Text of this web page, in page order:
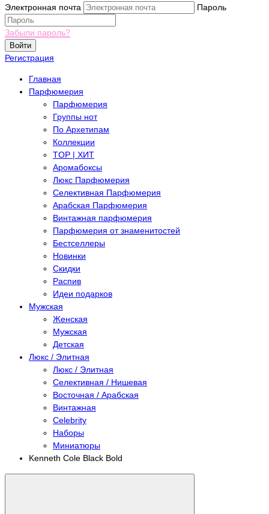
Электронная почта
Пароль
Забыли пароль?
Войти
Регистрация
Главная
Парфюмерия
Парфюмерия
Группы нот
По Архетипам
Коллекции
TOP | ХИТ
Аромабоксы
Люкс Парфюмерия
Селективная Парфюмерия
Арабская Парфюмерия
Винтажная парфюмерия
Парфюмерия от знаменитостей
Бестселлеры
Новинки
Скидки
Распив
Идеи подарков
Мужская
Женская
Мужская
Детская
Люкс / Элитная
Люкс / Элитная
Селективная / Нишевая
Восточная / Арабская
Винтажная
Celebrity
Наборы
Миниатюры
Kenneth Cole Black Bold